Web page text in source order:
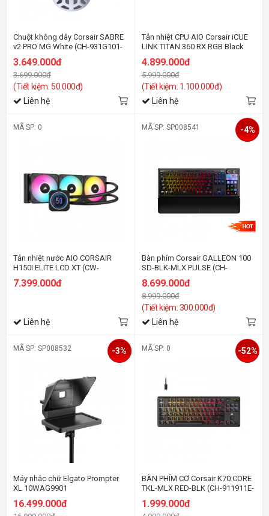
Chuột không dây Corsair SABRE
v2 PRO MG White (CH-931G101-
WW)
3.649.000đ
3.699.000đ
(Tiết kiệm: 50.000đ)
Liên hệ
Tản nhiệt CPU AIO Corsair iCUE
LINK TITAN 360 RX RGB Black
CW-9061018-WW
4.899.000đ
5.999.000đ
(Tiết kiệm: 1.100.000đ)
Liên hệ
MÃ SP: 0
Tản nhiệt nước AIO CORSAIR
H150I ELITE LCD XT (CW-
7.399.000đ
Liên hệ
MÃ SP: SP008541
Bàn phím Corsair GALLEON 100
SD-BLK-MLX PULSE (CH-
8.699.000đ
8.999.000đ
(Tiết kiệm: 300.000đ)
-4%
Liên hệ
MÃ SP: SP008532
Máy nhắc chữ Elgato Prompter
XL 10WAG9901
16.499.000đ
-3% MÃ SP: 0
BÀN PHÍM CƠ Corsair K70 CORE
TKL-MLX RED-BLK (CH-911911E-
NA)
1.999.000đ
-52%